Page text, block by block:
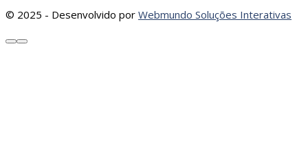
© 2025 - Desenvolvido por Webmundo Soluções Interativas